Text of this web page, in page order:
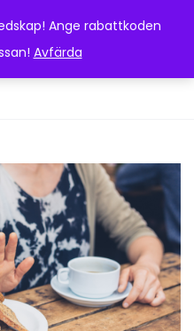
Ange rabattkoden
Avfärda